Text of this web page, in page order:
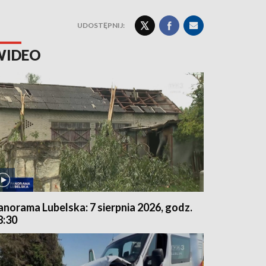
UDOSTĘPNIJ:
Lubelska: 7 sierpnia 2026, godz.